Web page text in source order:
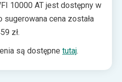
10000 AT jest dostępny w
cena została
zł.
są dostępne tutaj.